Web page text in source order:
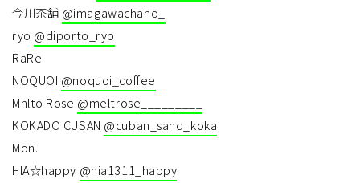
今川茶舗 @imagawachaho_
ryo @diporto_ryo
RaRe
NOQUOI @noquoi_coffee
Mnlto Rose @meltrose_________
KOKADO CUSAN @cuban_sand_koka
Mon.
HIA☆happy @hia1311_happy